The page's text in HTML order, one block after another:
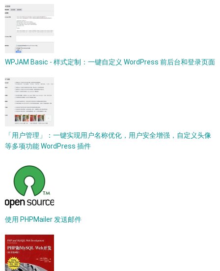
WPJAM Basic - 样式定制：一键自定义 WordPress 前后台和登录页面
「用户管理」：一键实现用户名称优化，用户安全增强，自定义头像
等多项功能 WordPress 插件
使用 PHPMailer 发送邮件